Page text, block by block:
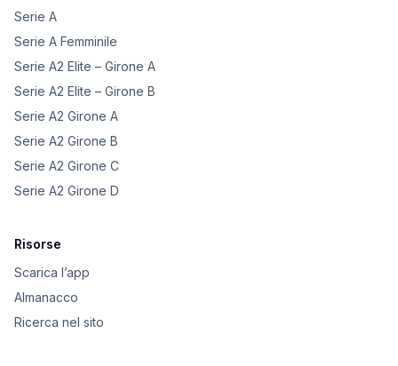
Serie A
Serie A Femminile
Serie A2 Elite – Girone A
Serie A2 Elite – Girone B
Serie A2 Girone A
Serie A2 Girone B
Serie A2 Girone C
Serie A2 Girone D
Risorse
Scarica l’app
Almanacco
Ricerca nel sito